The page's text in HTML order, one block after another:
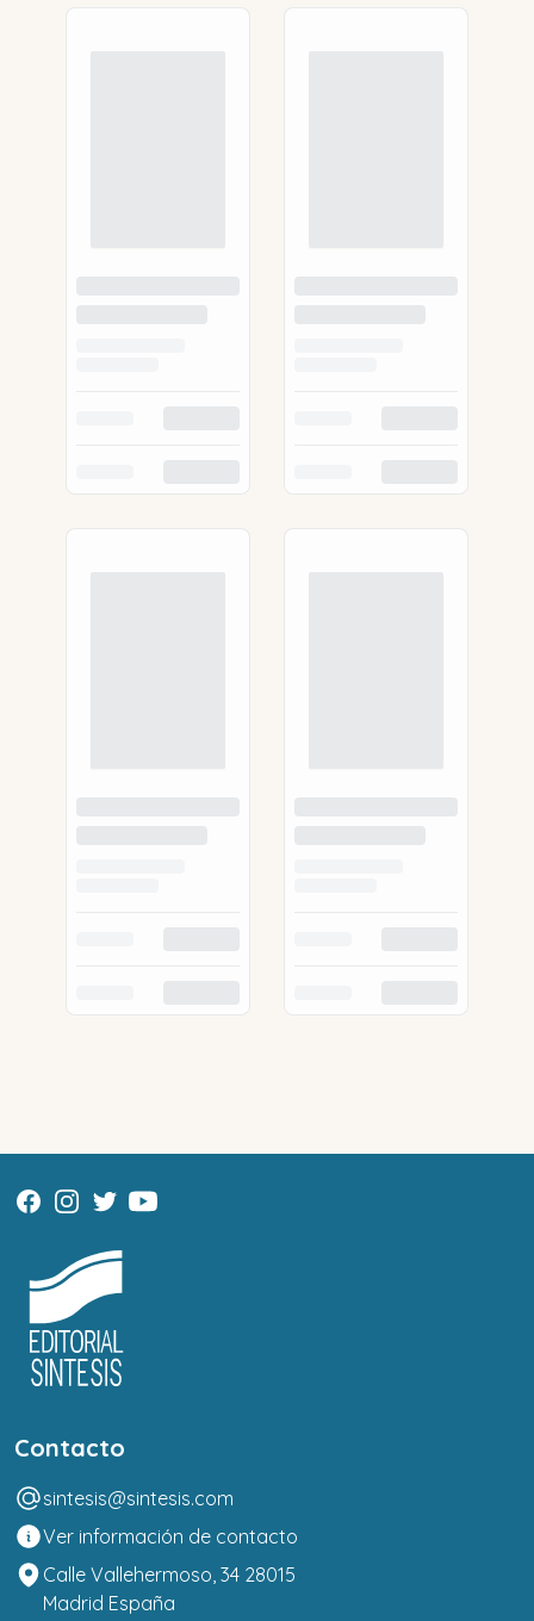
Contacto
sintesis@sintesis.com
Ver información de contacto
Calle Vallehermoso, 34 28015
Madrid España